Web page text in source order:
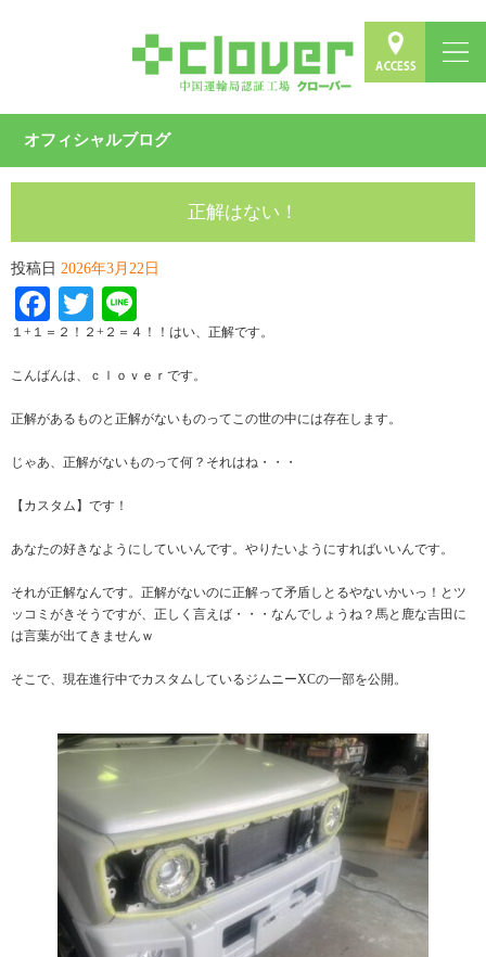
オフィシャルブログ
正解はない！
投稿日 2026年3月22日
Facebook
Twitter
１+１＝２！２+２＝４！！はい、正解です。
こんばんは、ｃｌｏｖｅｒです。
正解があるものと正解がないものってこの世の中には存在します。
じゃあ、正解がないものって何？それはね・・・
【カスタム】です！
あなたの好きなようにしていいんです。やりたいようにすればいいんです。
それが正解なんです。正解がないのに正解って矛盾しとるやないかいっ！とツ
ッコミがきそうですが、正しく言えば・・・なんでしょうね？馬と鹿な吉田に
は言葉が出てきませんｗ
そこで、現在進行中でカスタムしているジムニーXCの一部を公開。